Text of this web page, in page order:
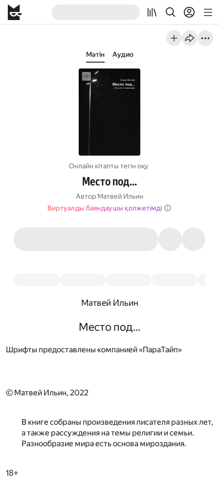
Мәтін Аудио
Онлайн кітапты тегін оқу
Место под…
Автор Матвей Ильин
Виртуалды баяндаушы қолжетімді
Матвей Ильин
Место под...
Шрифты предоставлены компанией «ПараТайп»
© Матвей Ильин, 2022
В книге собраны произведения писателя разных лет,
а также рассуждения на темы религии и семьи.
Разнообразие мира есть основа мироздания.
18+